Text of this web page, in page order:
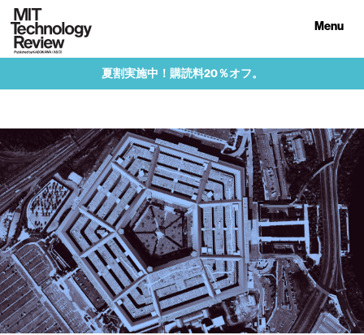
Menu
夏割実施中！購読料20％オフ。